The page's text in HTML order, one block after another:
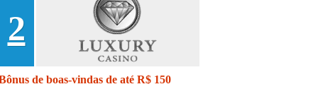
2
de boas-vindas de até R$ 150